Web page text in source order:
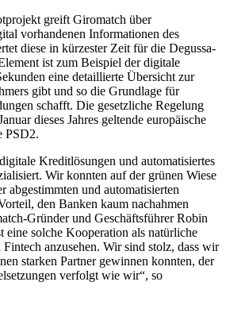
greift Giromatch über
vorhandenen Informationen des
diese in kürzester Zeit für die Degussa-
ist zum Beispiel der digitale
eine detaillierte Übersicht zur
gibt und so die Grundlage für
schafft. Die gesetzliche Regelung
dieses Jahres geltende europäische
PSD2.
Kreditlösungen und automatisiertes
Wir konnten auf der grünen Wiese
abgestimmten und automatisierten
den Banken kaum nachahmen
Gründer und Geschäftsführer Robin
eine solche Kooperation als natürliche
anzusehen. Wir sind stolz, dass wir
starken Partner gewinnen konnten, der
verfolgt wie wir“, so